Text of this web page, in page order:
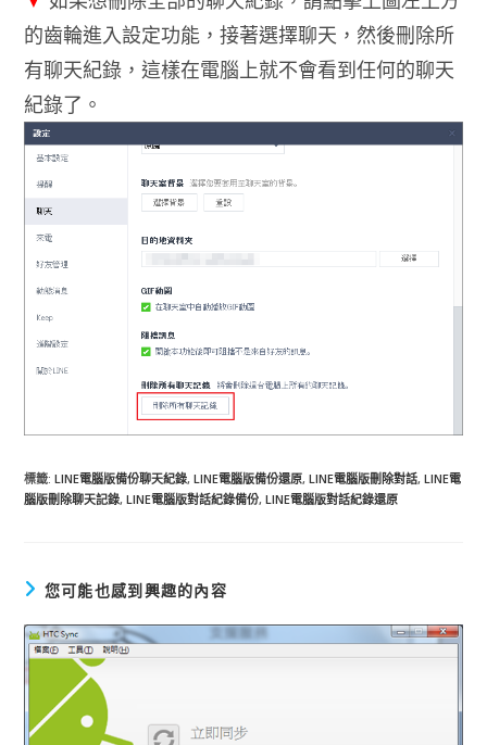
的齒輪進入設定功能，接著選擇聊天，然後刪除所
有聊天紀錄，這樣在電腦上就不會看到任何的聊天
紀錄了。
標籤:LINE電腦版備份聊天紀錄, LINE電腦版備份還原, LINE電腦版刪除對話, LINE電
腦版刪除聊天記錄, LINE電腦版對話紀錄備份, LINE電腦版對話紀錄還原
您可能也感到興趣的內容